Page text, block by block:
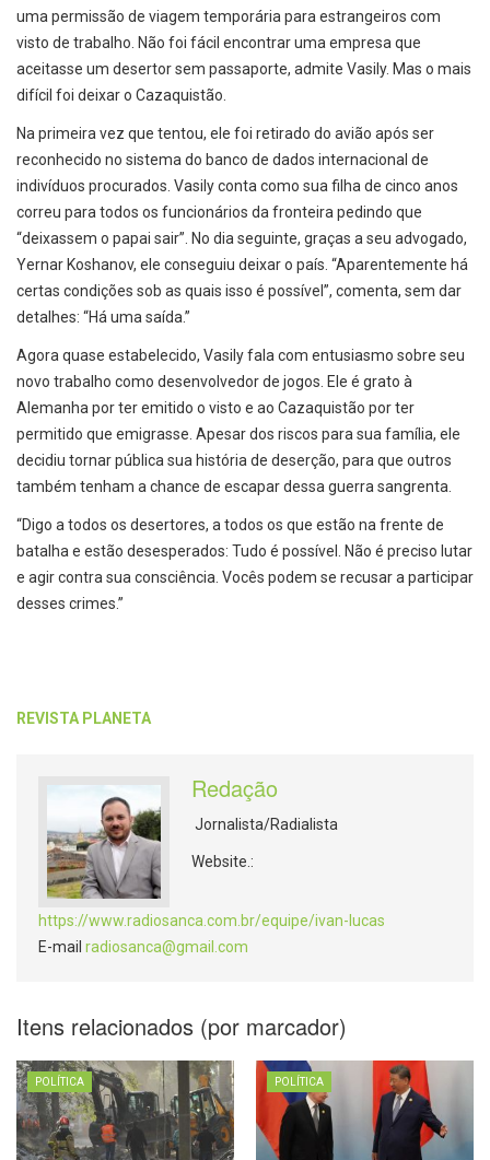
uma permissão de viagem temporária para estrangeiros com
visto de trabalho. Não foi fácil encontrar uma empresa que
aceitasse um desertor sem passaporte, admite Vasily. Mas o mais
difícil foi deixar o Cazaquistão.
Na primeira vez que tentou, ele foi retirado do avião após ser
reconhecido no sistema do banco de dados internacional de
indivíduos procurados. Vasily conta como sua filha de cinco anos
correu para todos os funcionários da fronteira pedindo que
“deixassem o papai sair”. No dia seguinte, graças a seu advogado,
Yernar Koshanov, ele conseguiu deixar o país. “Aparentemente há
certas condições sob as quais isso é possível”, comenta, sem dar
detalhes: “Há uma saída.”
Agora quase estabelecido, Vasily fala com entusiasmo sobre seu
novo trabalho como desenvolvedor de jogos. Ele é grato à
Alemanha por ter emitido o visto e ao Cazaquistão por ter
permitido que emigrasse. Apesar dos riscos para sua família, ele
decidiu tornar pública sua história de deserção, para que outros
também tenham a chance de escapar dessa guerra sangrenta.
“Digo a todos os desertores, a todos os que estão na frente de
batalha e estão desesperados: Tudo é possível. Não é preciso lutar
e agir contra sua consciência. Vocês podem se recusar a participar
desses crimes.”
REVISTA PLANETA
Redação
Jornalista/Radialista
Website.:
https://www.radiosanca.com.br/equipe/ivan-lucas
E-mail radiosanca@gmail.com
Itens relacionados (por marcador)
POLÍTICA POLÍTICA